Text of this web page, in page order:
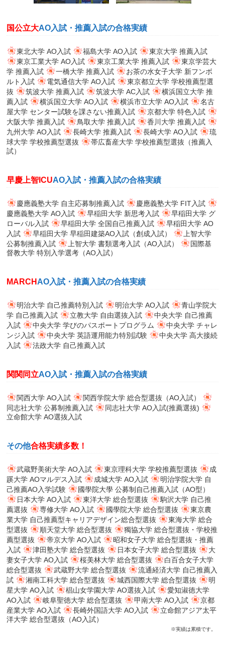
国公立大AO入試・推薦入試の合格実績
東北大学 AO入試 福島大学 AO入試
東京大学 推薦入試
東京工業大学 AO入試
東京工業大学 推薦入試
東京学芸大
学 推薦入試
一橋大学 推薦入試
お茶の水女子大学 新フンボ
ルト入試
電気通信大学 AO入試
東京都立大学 学校推薦型選
抜
筑波大学 推薦入試 筑波大学 AC入試
横浜国立大学 推
薦入試
横浜国立大学 AO入試 横浜市立大学 AO入試
名古
屋大学 センター試験を課さない推薦入試
京都大学 特色入試
大阪大学 推薦入試
鳥取大学 推薦入試
香川大学 推薦入試
九州大学 AO入試
長崎大学 推薦入試 長崎大学 AO入試
琉
球大学 学校推薦型選抜
帯広畜産大学 学校推薦型選抜（推薦入
試）
早慶上智ICUAO入試・推薦入試の合格実績
慶應義塾大学 自主応募制推薦入試
慶應義塾大学 FIT入試
慶應義塾大学 AO入試
早稲田大学 新思考入試
早稲田大学 グ
ローバル入試
早稲田大学 全国自己推薦入試
早稲田大学 AO
入試
早稲田大学 早稲田建築AO入試（創成入試）
上智大学
公募制推薦入試
上智大学 書類選考入試（AO入試）
国際基
督教大学 特別入学選考（AO入試）
MARCH AO入試・推薦入試の合格実績
明治大学 自己推薦特別入試 明治大学 AO入試
青山学院大
学 自己推薦入試
立教大学 自由選抜入試
中央大学 自己推薦
入試
中央大学 学びのパスポートプログラム
中央大学 チャレ
ンジ入試
中央大学 英語運用能力特別試験
中央大学 高大接続
入試
法政大学 自己推薦入試
関関同立AO入試・推薦入試の合格実績
関西大学 AO入試
関西学院大学 総合型選抜（AO入試）
同志社大学 公募制推薦入試
同志社大学 AO入試(推薦選抜)
立命館大学 AO選抜入試
その他合格実績多数！
武蔵野美術大学 AO入試 東京理科大学 学校推薦型選抜
成
蹊大学 AOマルデス入試
成城大学 AO入試
明治学院大学 自
己推薦AO入学試験
國學院大學 公募制自己推薦入試（AO型）
日本大学 AO入試
東洋大学 総合型選抜
駒沢大学 自己推
薦選抜
専修大学 AO入試 國學院大学 総合型選抜
東京農
業大学 自己推薦型キャリアデザイン総合型選抜
東海大学 総合
型選抜
順天堂大学 総合型選抜
獨協大学 総合型選抜・学校推
薦型選抜
帝京大学 AO入試
昭和女子大学 総合型選抜・推薦
入試
津田塾大学 総合型選抜 日本女子大学 総合型選抜
大
妻女子大学 AO入試
桜美林大学 総合型選抜
白百合女子大学
総合型選抜
武蔵野大学 総合型選抜
流通経済大学 自己推薦入
試
湘南工科大学 総合型選抜 城西国際大学 総合型選抜
明
星大学 AO入試
椙山女学園大学 AO選抜入試
愛知淑徳大学
AO入試
岐阜聖徳大学 総合型選抜 甲南大学 AO入試
京都
産業大学 AO入試
長崎外国語大学 AO入試
立命館アジア太平
洋大学 総合型選抜（AO入試）
※実績は累積です。